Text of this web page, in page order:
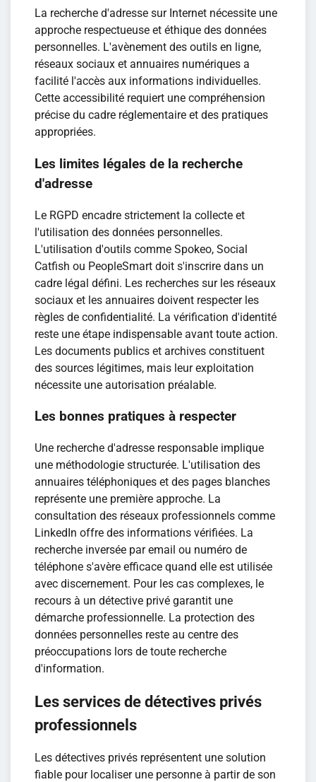
La recherche d'adresse sur Internet nécessite une
approche respectueuse et éthique des données
personnelles. L'avènement des outils en ligne,
réseaux sociaux et annuaires numériques a
facilité l'accès aux informations individuelles.
Cette accessibilité requiert une compréhension
précise du cadre réglementaire et des pratiques
appropriées.
Les limites légales de la recherche
d'adresse
Le RGPD encadre strictement la collecte et
l'utilisation des données personnelles.
L'utilisation d'outils comme Spokeo, Social
Catfish ou PeopleSmart doit s'inscrire dans un
cadre légal défini. Les recherches sur les réseaux
sociaux et les annuaires doivent respecter les
règles de confidentialité. La vérification d'identité
reste une étape indispensable avant toute action.
Les documents publics et archives constituent
des sources légitimes, mais leur exploitation
nécessite une autorisation préalable.
Les bonnes pratiques à respecter
Une recherche d'adresse responsable implique
une méthodologie structurée. L'utilisation des
annuaires téléphoniques et des pages blanches
représente une première approche. La
consultation des réseaux professionnels comme
LinkedIn offre des informations vérifiées. La
recherche inversée par email ou numéro de
téléphone s'avère efficace quand elle est utilisée
avec discernement. Pour les cas complexes, le
recours à un détective privé garantit une
démarche professionnelle. La protection des
données personnelles reste au centre des
préoccupations lors de toute recherche
d'information.
Les services de détectives privés
professionnels
Les détectives privés représentent une solution
fiable pour localiser une personne à partir de son